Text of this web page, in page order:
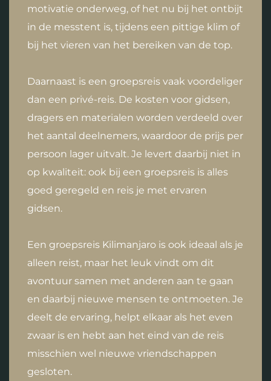
motivatie onderweg, of het nu bij het ontbijt
in de messtent is, tijdens een pittige klim of
bij het vieren van het bereiken van de top.
Daarnaast is een groepsreis vaak voordeliger
dan een privé-reis. De kosten voor gidsen,
dragers en materialen worden verdeeld over
het aantal deelnemers, waardoor de prijs per
persoon lager uitvalt. Je levert daarbij niet in
op kwaliteit: ook bij een groepsreis is alles
goed geregeld en reis je met ervaren
gidsen.
Een groepsreis Kilimanjaro is ook ideaal als je
alleen reist, maar het leuk vindt om dit
avontuur samen met anderen aan te gaan
en daarbij nieuwe mensen te ontmoeten. Je
deelt de ervaring, helpt elkaar als het even
zwaar is en hebt aan het eind van de reis
misschien wel nieuwe vriendschappen
gesloten.